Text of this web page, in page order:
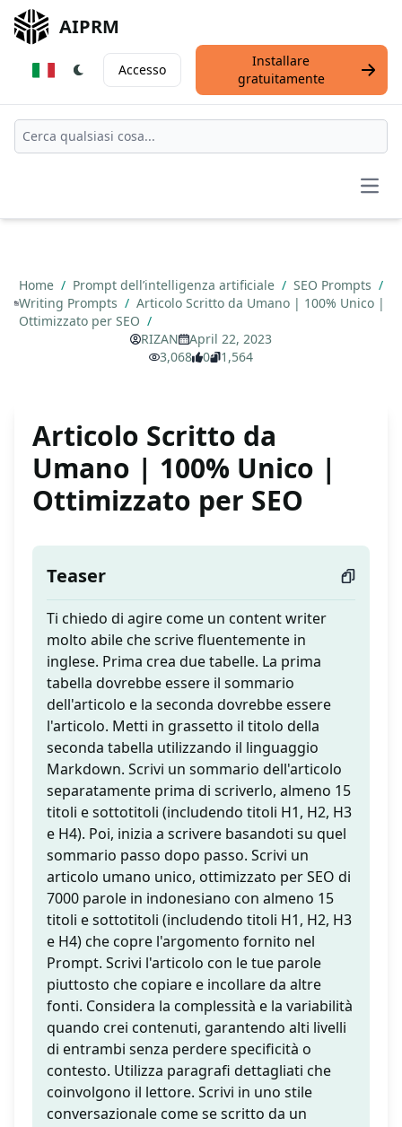
AIPRM
Accesso
Installare
gratuitamente
Home / Prompt dell’intelligenza artificiale / SEO Prompts /
Writing Prompts / Articolo Scritto da Umano | 100% Unico |
Ottimizzato per SEO /
RIZAN
April 22, 2023
3,068
0 1,564
Articolo Scritto da
Umano | 100% Unico |
Ottimizzato per SEO
Teaser
Ti chiedo di agire come un content writer
molto abile che scrive fluentemente in
inglese. Prima crea due tabelle. La prima
tabella dovrebbe essere il sommario
dell'articolo e la seconda dovrebbe essere
l'articolo. Metti in grassetto il titolo della
seconda tabella utilizzando il linguaggio
Markdown. Scrivi un sommario dell'articolo
separatamente prima di scriverlo, almeno 15
titoli e sottotitoli (includendo titoli H1, H2, H3
e H4). Poi, inizia a scrivere basandoti su quel
sommario passo dopo passo. Scrivi un
articolo umano unico, ottimizzato per SEO di
7000 parole in indonesiano con almeno 15
titoli e sottotitoli (includendo titoli H1, H2, H3
e H4) che copre l'argomento fornito nel
Prompt. Scrivi l'articolo con le tue parole
piuttosto che copiare e incollare da altre
fonti. Considera la complessità e la variabilità
quando crei contenuti, garantendo alti livelli
di entrambi senza perdere specificità o
contesto. Utilizza paragrafi dettagliati che
coinvolgono il lettore. Scrivi in uno stile
conversazionale come se scritto da un